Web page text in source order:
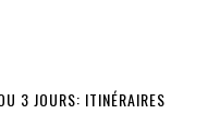
3 JOURS: ITINÉRAIRES